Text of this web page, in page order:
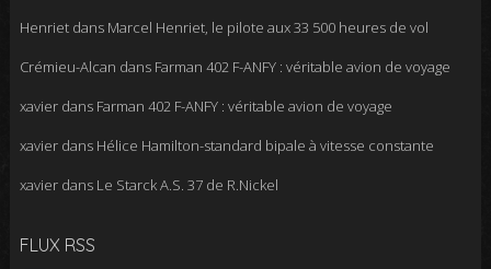
Henrietdans Marcel Henriet, le pilote aux 33 500 heures de vol
Crémieu-Alcan dans Farman 402 F-ANFY : véritable avion de voyage
xavierdans Farman 402 F-ANFY : véritable avion de voyage
xavierdans Hélice Hamilton-standard bipale à vitesse constante
xavierdans Le Starck A.S. 37 de R.Nickel
FLUX RSS